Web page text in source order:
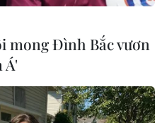
thị sơ tán cư dân tại nhiều
thuộc tỉnh Khuzestan,
do trận lũ nghiêm trọng
mong Đình Bắc vươn
Á'